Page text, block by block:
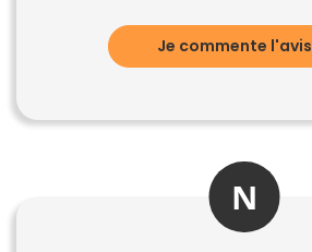
Je commente l'avis
N